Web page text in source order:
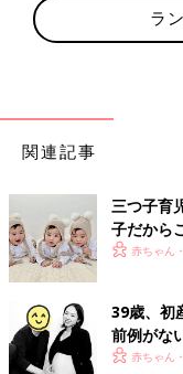
ラ
関連記事
三つ子育
子だから
【体験談
赤ちゃん
39歳、初
前例がな
日々…【
赤ちゃん